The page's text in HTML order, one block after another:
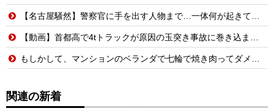
【名古屋騒然】警察官に手を出す人物まで…一体何が起きているのか #外国人 #共生社会 #japan
【動画】首都高で4tトラックが原因の玉突き事故に巻き込まれた軽バンの車載。
もしかして、マンションのベランダで七輪で焼き肉ってダメなの？????
関連の新着